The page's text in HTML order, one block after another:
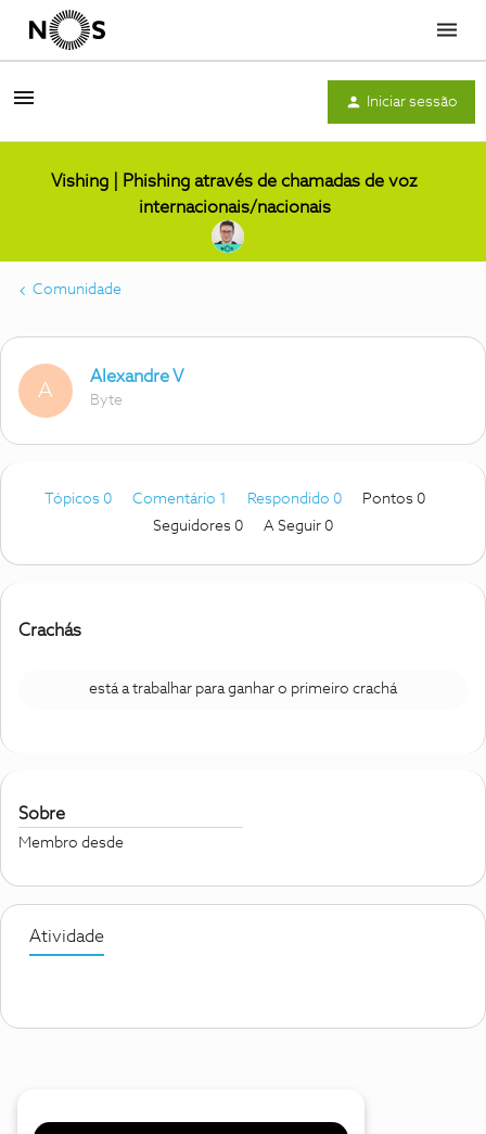
Menu
Iniciar sessão
Vishing | Phishing através de chamadas de voz
internacionais/nacionais
Comunidade
A
Alexandre V
Byte
Tópicos 0 Comentário 1 Respondido 0
Pontos 0
Seguidores 0 A Seguir 0
Crachás
está a trabalhar para ganhar o primeiro crachá
Sobre
Membro desde
Atividade